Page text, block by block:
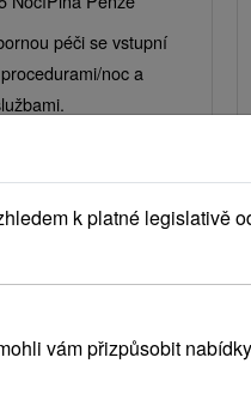
péči se vstupní
noc a
k platné legislativě
vám přizpůsobit